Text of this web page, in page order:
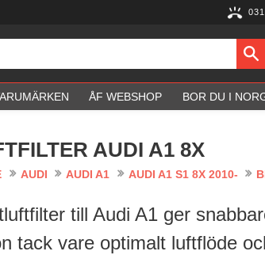
ÅF WEBSHOP BOR DU I
AUDI A1 8X
AUDI AUDI A1 AUDI A1 S1 8X 2010-
till Audi A1 ger
tack vare optimalt luftflöde